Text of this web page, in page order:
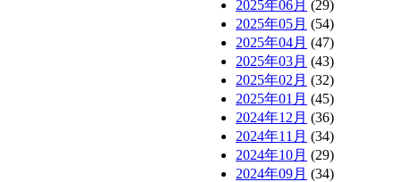
2025年06月 (29)
2025年05月 (54)
2025年04月 (47)
2025年03月 (43)
2025年02月 (32)
2025年01月 (45)
2024年12月 (36)
2024年11月 (34)
2024年10月 (29)
2024年09月 (34)